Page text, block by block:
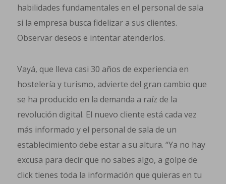
habilidades fundamentales en el personal de sala
si la empresa busca fidelizar a sus clientes.
Observar deseos e intentar atenderlos.
Vayá, que lleva casi 30 años de experiencia en
hostelería y turismo, advierte del gran cambio que
se ha producido en la demanda a raíz de la
revolución digital. El nuevo cliente está cada vez
más informado y el personal de sala de un
establecimiento debe estar a su altura. “Ya no hay
excusa para decir que no sabes algo, a golpe de
click tienes toda la información que quieras en tu